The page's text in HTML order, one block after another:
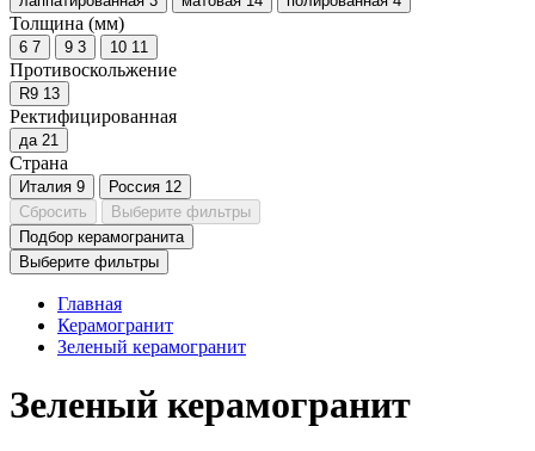
Толщина (мм)
6 7 9 3 10 11
Противоскольжение
R9 13
Ректифицированная
да 21
Страна
Италия 9 Россия 12
Сбросить
Выберите фильтры
Подбор керамогранита
Выберите фильтры
Главная
Керамогранит
Зеленый керамогранит
Зеленый керамогранит